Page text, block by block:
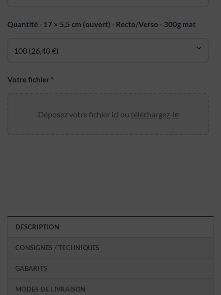
Quantité - 17 × 5,5 cm (ouvert) - Recto/Verso - 300g mat
Votre fichier *
Déposez votre fichier ici ou téléchargez-le
DESCRIPTION
CONSIGNES / TECHNIQUES
GABARITS
MODES DE LIVRAISON